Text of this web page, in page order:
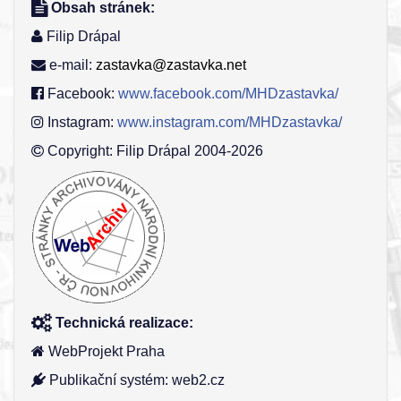
Obsah stránek:
Filip Drápal
e-mail: zastavka@zastavka.net
Facebook: www.facebook.com/MHDzastavka/
Instagram: www.instagram.com/MHDzastavka/
Copyright: Filip Drápal 2004-2026
Technická realizace:
WebProjekt Praha
Publikační systém: web2.cz